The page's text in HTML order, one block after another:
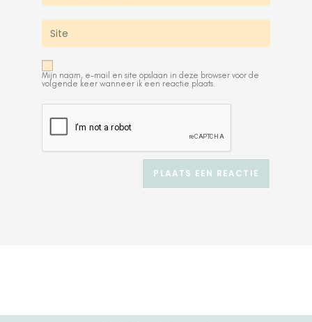
Mijn naam, e-mail en site opslaan in deze browser voor de
volgende keer wanneer ik een reactie plaats.